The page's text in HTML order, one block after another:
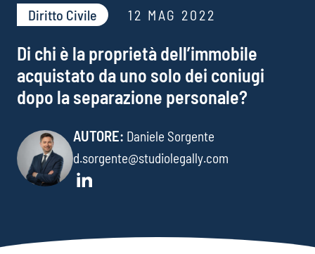
Diritto Civile 12 MAG 2022
Di chi è la proprietà dell’immobile
acquistato da uno solo dei coniugi
dopo la separazione personale?
AUTORE: Daniele Sorgente
d.sorgente@studiolegally.com